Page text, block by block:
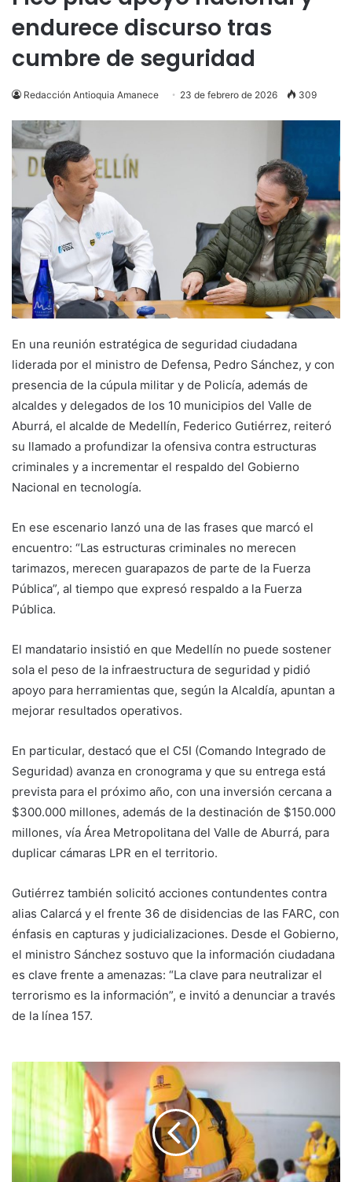
endurece discurso tras
cumbre de seguridad
Redacción Antioquia Amanece 23 de febrero de 2026 309
En una reunión estratégica de seguridad ciudadana
liderada por el ministro de Defensa, Pedro Sánchez, y con
presencia de la cúpula militar y de Policía, además de
alcaldes y delegados de los 10 municipios del Valle de
Aburrá, el alcalde de Medellín, Federico Gutiérrez, reiteró
su llamado a profundizar la ofensiva contra estructuras
criminales y a incrementar el respaldo del Gobierno
Nacional en tecnología.
En ese escenario lanzó una de las frases que marcó el
encuentro: “Las estructuras criminales no merecen
tarimazos, merecen guarapazos de parte de la Fuerza
Pública”, al tiempo que expresó respaldo a la Fuerza
Pública.
El mandatario insistió en que Medellín no puede sostener
sola el peso de la infraestructura de seguridad y pidió
apoyo para herramientas que, según la Alcaldía, apuntan a
mejorar resultados operativos.
En particular, destacó que el C5I (Comando Integrado de
Seguridad) avanza en cronograma y que su entrega está
prevista para el próximo año, con una inversión cercana a
$300.000 millones, además de la destinación de $150.000
millones, vía Área Metropolitana del Valle de Aburrá, para
duplicar cámaras LPR en el territorio.
Gutiérrez también solicitó acciones contundentes contra
alias Calarcá y el frente 36 de disidencias de las FARC, con
énfasis en capturas y judicializaciones. Desde el Gobierno,
el ministro Sánchez sostuvo que la información ciudadana
es clave frente a amenazas: “La clave para neutralizar el
terrorismo es la información”, e invitó a denunciar a través
de la línea 157.